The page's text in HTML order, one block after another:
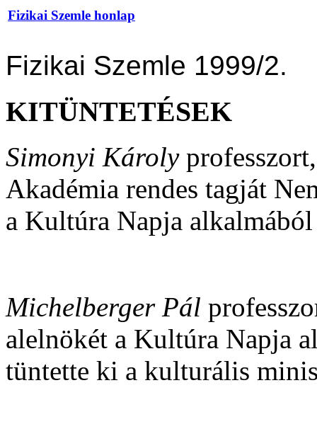
Fizikai Szemle honlap
Fizikai Szemle 1999/2.
KITÜNTETÉSEK
Simonyi Károly
Akadémia rendes tagját
a Kultúra Napja
Michelberger Pál
alelnökét a Kultúra Napja
tüntette ki a kulturális